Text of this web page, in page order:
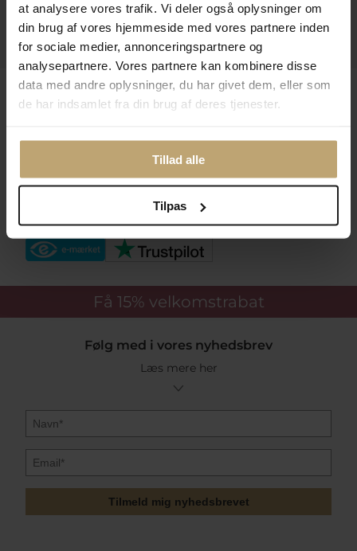
at analysere vores trafik. Vi deler også oplysninger om
din brug af vores hjemmeside med vores partnere inden
for sociale medier, annonceringspartnere og
analysepartnere. Vores partnere kan kombinere disse
data med andre oplysninger, du har givet dem, eller som
de har indsamlet fra din brug af deres tjenester.
Tillad alle
Tilpas
Information
Praktiske Sider
Leveringsmuligheder
Betalingsmuligheder
Sikker Og Tryg E-Handel
Få 15% velkomstrabat
Følg med i vores nyhedsbrev
Læs mere her
Tilmeld mig nyhedsbrevet